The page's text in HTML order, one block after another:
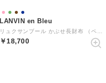
LANVIN en Bleu
￥18,700